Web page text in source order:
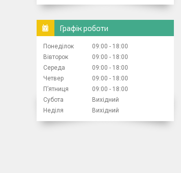
Графік роботи
Понеділок 09:00
18:00
Вівторок
09:00
18:00
Середа
09:00
18:00
Четвер
09:00
18:00
Пʼятниця
09:00
18:00
Субота
Вихідний
Неділя
Вихідний